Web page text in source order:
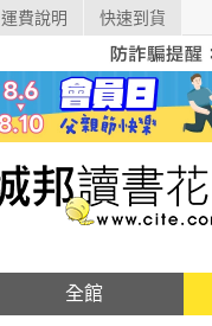
運費說明 快速到貨
全館